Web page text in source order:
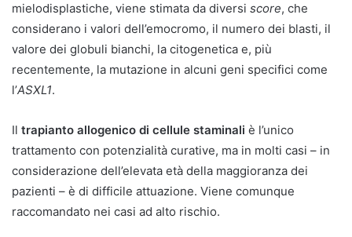
mielodisplastiche, viene stimata da diversi score, che
considerano i valori dell’emocromo, il numero dei blasti, il
valore dei globuli bianchi, la citogenetica e, più
recentemente, la mutazione in alcuni geni specifici come
l’ASXL1.
Il trapianto allogenico di cellule staminali è l’unico
trattamento con potenzialità curative, ma in molti casi – in
considerazione dell’elevata età della maggioranza dei
pazienti – è di difficile attuazione. Viene comunque
raccomandato nei casi ad alto rischio.